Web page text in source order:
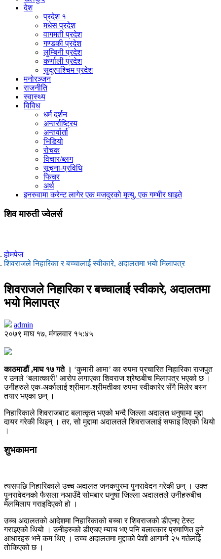
देश
प्रदेश १
मधेस प्रदेश
वागमती प्रदेश
गण्डकी प्रदेश
लुम्बिनी प्रदेश
कर्णाली प्रदेश
सुदूरपश्चिम प्रदेश
मनोरञ्जन
राजनीति
स्वास्थ्य
विविध
धर्म दर्शन
अन्तर्राष्ट्रिय
अन्तर्वार्ता
भिडियो
रोचक
विचार/ब्लग
सूचना-प्रविधि
फिचर
अर्थ
इनरुवामा करेन्ट लागेर एक मजदुरको मृत्यु, एक गम्भीर घाइते
शिव मारुती ज्वेलर्स
होमपेज
शिवराजले निहारिका र बच्चालाई स्वीकारे, अदालतमा भयाे मिलापत्र
शिवराजले निहारिका र बच्चालाई स्वीकारे, अदालतमा
भयाे मिलापत्र
admin
२०७९ माघ १७, मंगलवार १५:४५
काठमाडौं ,माघ १७ गते । ‘कुमारी आमा’ का रुपमा प्रचारित निहारिका राजपुत
र उनले ‘बलात्कारी’ आरोप लगाएका शिवराज श्रेष्ठबीच मिलापत्र भएको छ ।
उनीहरुले एक-अर्कालाई श्रीमान-श्रीमतीका रुपमा स्वीकारेर सँगै मिलेर बस्न
तयार भएका छन् ।
निहारिकाले शिवराजबाट बलात्कृत भएको भन्दै जिल्ला अदालत धनुषामा मुद्दा
दायर गरेकी थिइन् । तर, सो मुद्दामा अदालतले शिवराजलाई सफाइ दिएको थियो
।
शुभकामना
त्यसपछि निहारिकाले उच्च अदालत जनकपुरमा पुनरावेदन गरेकी छन् । उक्त
पुनरावेदनको फैसला नआउँदै सोमबार धनुषा जिल्ला अदालतले उनीहरुबीच
मेलमिलाप गराइदिएको हो ।
उच्च अदालतको आदेशमा निहारिकाको बच्चा र शिवराजको डीएनए टेस्ट
गराइएको थियो । उनीहरुको डीएचए म्याच भए पनि बलात्कार प्रमाणित हुने
आधारहरु भने कम थिए । उच्च अदालतमा मुद्दाको पेशी आगामी २५ गतेलाई
तोकिएको छ ।